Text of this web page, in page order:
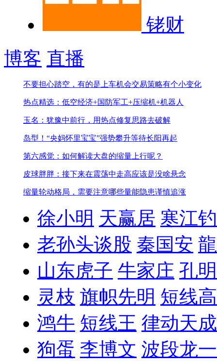
铑财
博客 直播
不要担心踏空，有的是上车机会交易策略有个小变化
热点精选：低空经济+国防军工+压缩机+机器人
玉名：犹豫中前行，用热点修复思路去破解
岛型！“央妈怀里宝宝”强势攀升等待长阳再起
第六感觉：如何解读大盘的缩量上行呢？
皮球胖胖：接下来在震荡中走高应该是没啥悬念
缩量轮动格局，需要注意哪些量能隐患谨慎追涨
徐小明 天赢居 寒江
老孙头谈股 秦国安
山东虎子 牛家庄 孔
灵枝 旗帜先明 短线
鸿牛 短线王 律动天成
狗蛋 李博文 波段龙一